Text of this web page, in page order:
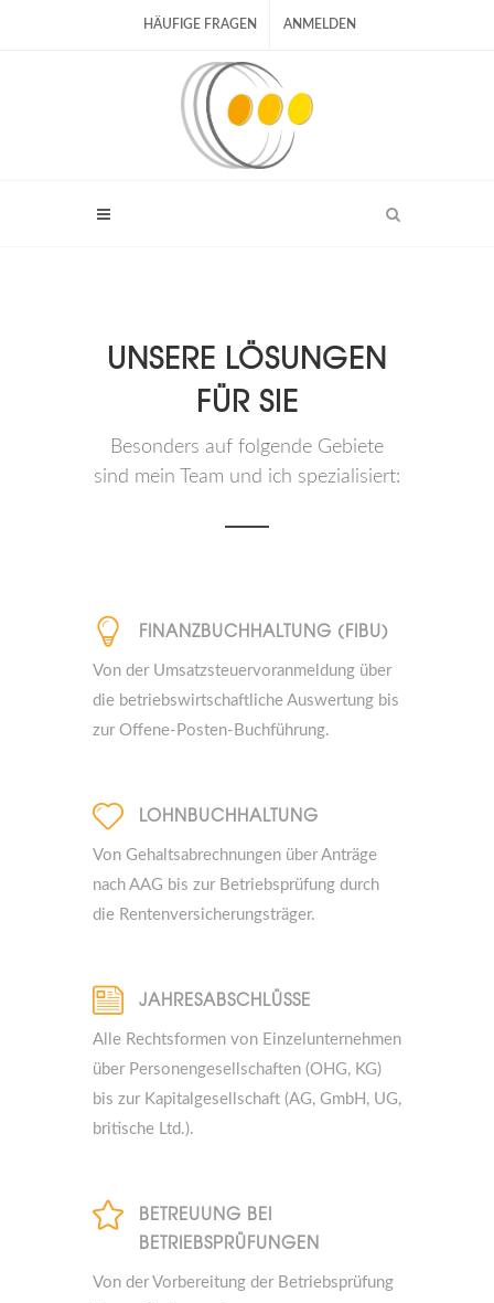
HÄUFIGE FRAGEN ANMELDEN
UNSERE LÖSUNGEN
FÜR SIE
Besonders auf folgende Gebiete
sind mein Team und ich spezialisiert:
FINANZBUCHHALTUNG (FIBU)
Von der Umsatzsteuervoranmeldung über
die betriebswirtschaftliche Auswertung bis
zur Offene-Posten-Buchführung.
LOHNBUCHHALTUNG
Von Gehaltsabrechnungen über Anträge
nach AAG bis zur Betriebsprüfung durch
die Rentenversicherungsträger.
JAHRESABSCHLÜSSE
Alle Rechtsformen von Einzelunternehmen
über Personengesellschaften (OHG, KG)
bis zur Kapitalgesellschaft (AG, GmbH, UG,
britische Ltd.).
BETREUUNG BEI
BETRIEBSPRÜFUNGEN
Von der Vorbereitung der Betriebsprüfung